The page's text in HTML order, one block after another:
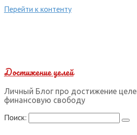
Перейти к контенту
Достижение целей
Личный Блог про достижение
финансовую свободу
Поиск: